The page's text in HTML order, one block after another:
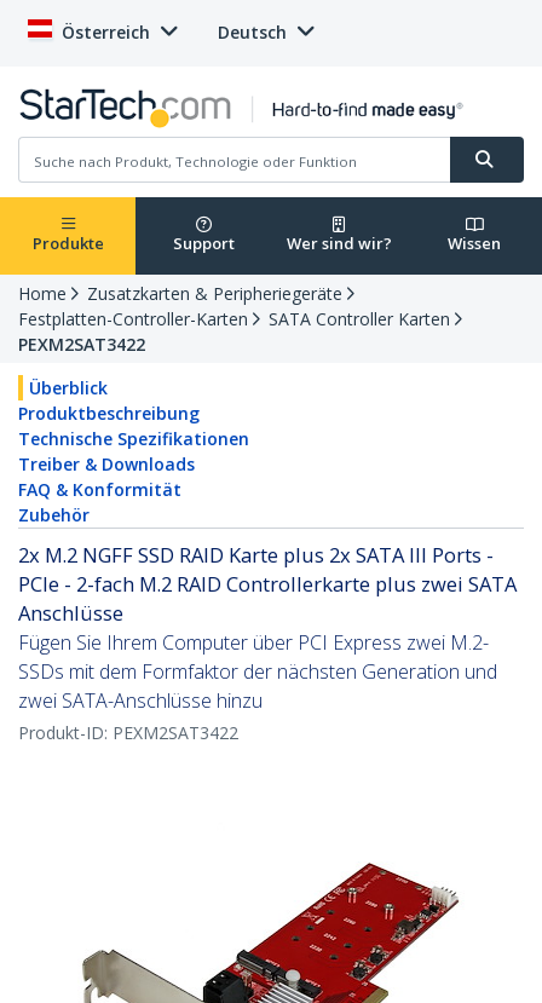
Österreich Deutsch
Produkte Support Wer sind wir? Wissen
Home
Zusatzkarten & Peripheriegeräte
Festplatten-Controller-Karten
SATA Controller Karten
PEXM2SAT3422
Überblick
Produktbeschreibung
Technische Spezifikationen
Treiber & Downloads
FAQ & Konformität
Zubehör
2x M.2 NGFF SSD RAID Karte plus 2x SATA III Ports -
PCIe - 2-fach M.2 RAID Controllerkarte plus zwei SATA
Anschlüsse
Fügen Sie Ihrem Computer über PCI Express zwei M.2-
SSDs mit dem Formfaktor der nächsten Generation und
zwei SATA-Anschlüsse hinzu
Produkt-ID: PEXM2SAT3422